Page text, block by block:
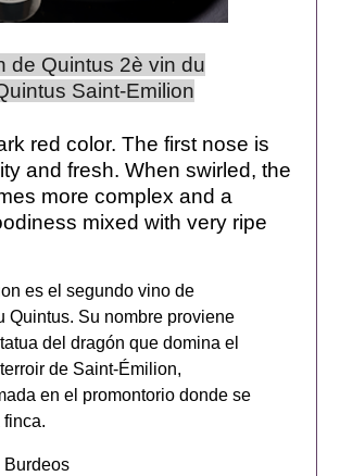
de Quintus 2è vin du
Saint-Emilion
red color. The first nose is
and fresh. When swirled, the
more complex and a
mixed with very ripe
es el segundo vino de
Quintus. Su nombre proviene
del dragón que domina el
de Saint-Émilion,
en el promontorio donde se
finca.
Burdeos